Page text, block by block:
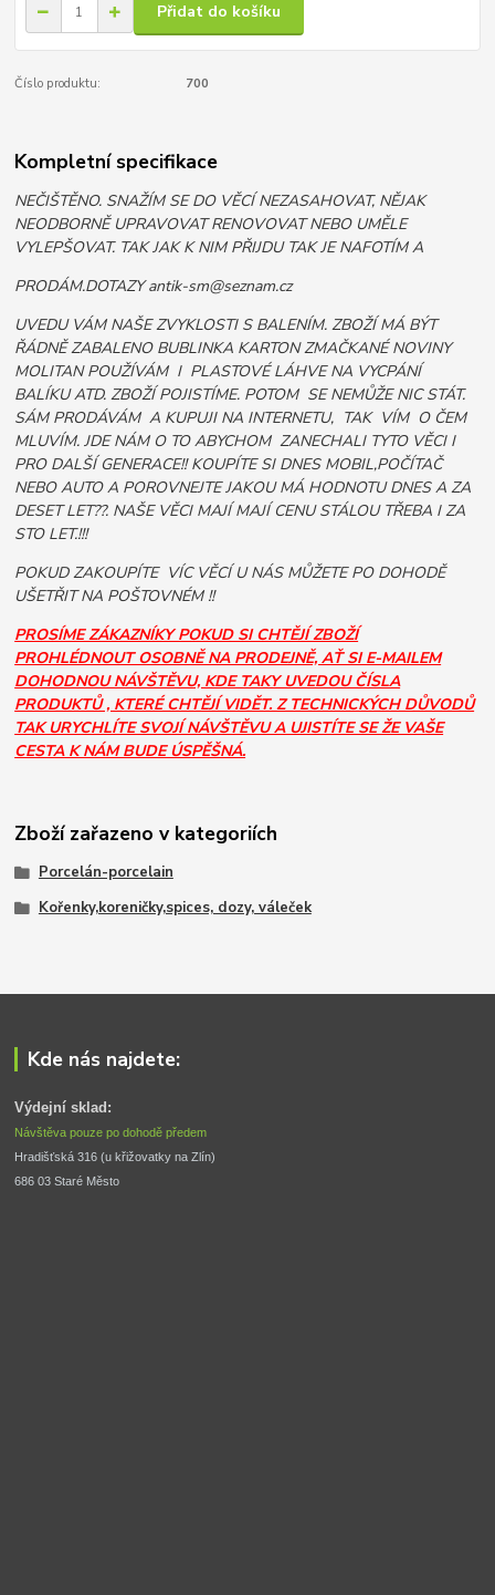
Přidat do košíku
Číslo produktu: 700
Kompletní specifikace
NEČIŠTĚNO. SNAŽÍM SE DO VĚCÍ NEZASAHOVAT, NĚJAK
NEODBORNĚ UPRAVOVAT RENOVOVAT NEBO UMĚLE
VYLEPŠOVAT. TAK JAK K NIM PŘIJDU TAK JE NAFOTÍM A
PRODÁM.DOTAZY antik-sm@seznam.cz
UVEDU VÁM NAŠE ZVYKLOSTI S BALENÍM. ZBOŽÍ MÁ BÝT
ŘÁDNĚ ZABALENO BUBLINKA KARTON ZMAČKANÉ NOVINY
MOLITAN POUŽÍVÁM I PLASTOVÉ LÁHVE NA VYCPÁNÍ
BALÍKU ATD. ZBOŽÍ POJISTÍME. POTOM SE NEMŮŽE NIC STÁT.
SÁM PRODÁVÁM A KUPUJI NA INTERNETU, TAK VÍM O ČEM
MLUVÍM. JDE NÁM O TO ABYCHOM ZANECHALI TYTO VĚCI I
PRO DALŠÍ GENERACE!! KOUPÍTE SI DNES MOBIL,POČÍTAČ
NEBO AUTO A POROVNEJTE JAKOU MÁ HODNOTU DNES A ZA
DESET LET??. NAŠE VĚCI MAJÍ MAJÍ CENU STÁLOU TŘEBA I ZA
STO LET.!!!
POKUD ZAKOUPÍTE VÍC VĚCÍ U NÁS MŮŽETE PO DOHODĚ
UŠETŘIT NA POŠTOVNÉM !!
PROSÍME ZÁKAZNÍKY POKUD SI CHTĚJÍ ZBOŽÍ
PROHLÉDNOUT OSOBNĚ NA PRODEJNĚ, AŤ SI E-MAILEM
DOHODNOU NÁVŠTĚVU, KDE TAKY UVEDOU ČÍSLA
PRODUKTŮ , KTERÉ CHTĚJÍ VIDĚT. Z TECHNICKÝCH DŮVODŮ
TAK URYCHLÍTE SVOJÍ NÁVŠTĚVU A UJISTÍTE SE ŽE VAŠE
CESTA K NÁM BUDE ÚSPĚŠNÁ.
Zboží zařazeno v kategoriích
Porcelán-porcelain
Kořenky,koreničky,spices, dozy, váleček
Kde nás najdete:
Výdejní sklad:
Návštěva pouze po dohodě předem
Hradišťská 316 (u křižovatky na Zlín)
686 03 Staré Město